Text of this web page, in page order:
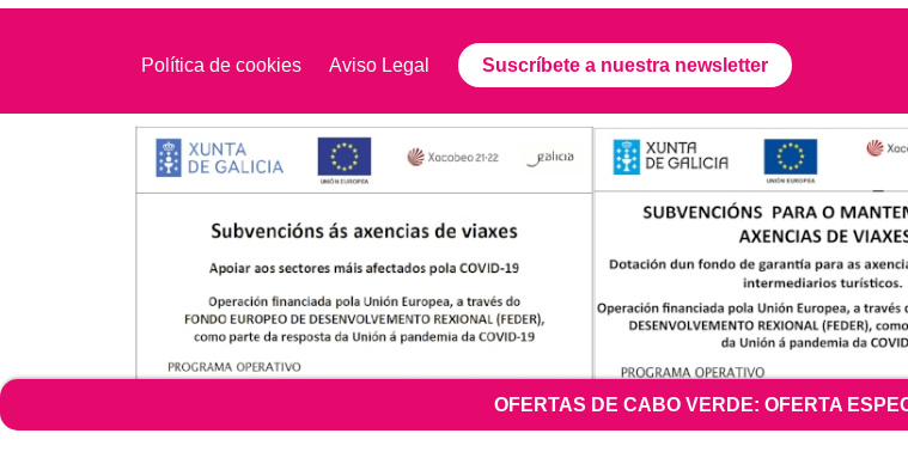
Política de cookies Aviso Legal Suscríbete a nuestra newsletter
OFERTA ESPECIAL CABO VERDE 26 DE AGOSTO